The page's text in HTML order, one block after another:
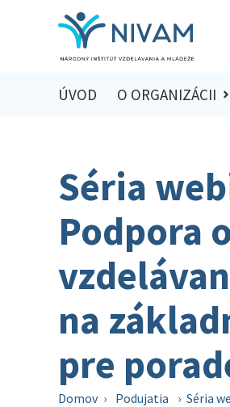
ÚVOD O ORGANIZÁCII
Séria
Podpora
na
pre
Domov › Podujatia › Séria